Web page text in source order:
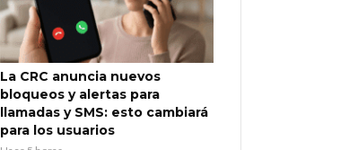
La CRC anuncia nuevos
bloqueos y alertas para
llamadas y SMS: esto cambiará
para los usuarios